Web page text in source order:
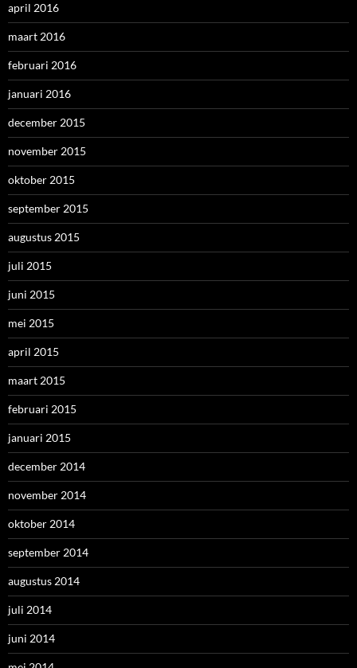
april 2016
maart 2016
februari 2016
januari 2016
december 2015
november 2015
oktober 2015
september 2015
augustus 2015
juli 2015
juni 2015
mei 2015
april 2015
maart 2015
februari 2015
januari 2015
december 2014
november 2014
oktober 2014
september 2014
augustus 2014
juli 2014
juni 2014